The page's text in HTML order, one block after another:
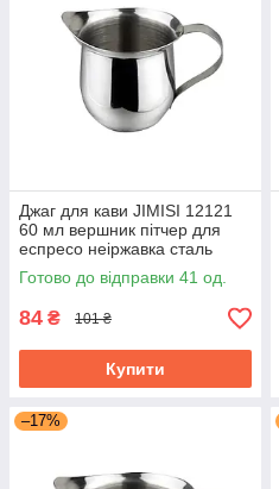
Джаг для кави JIMISI 12121
60 мл вершник пітчер для
еспресо неіржавка сталь
Готово до відправки 41 од.
84 ₴ 101 ₴
Купити
–17%